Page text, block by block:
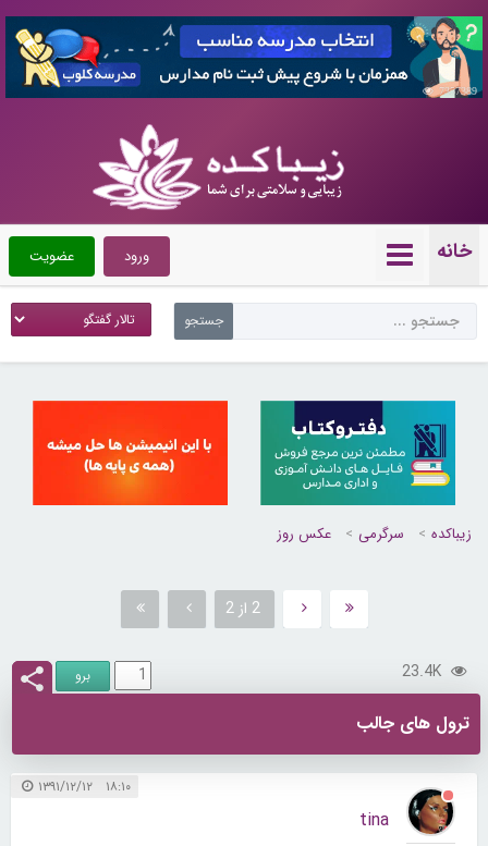
7357389
خانه عضویت ورود
زیباکده سرگرمی عکس روز
2 از 2
23.4K
ترول های جالب
۱۸:۱۰ ۱۳۹۱/۱۲/۱۲
tina